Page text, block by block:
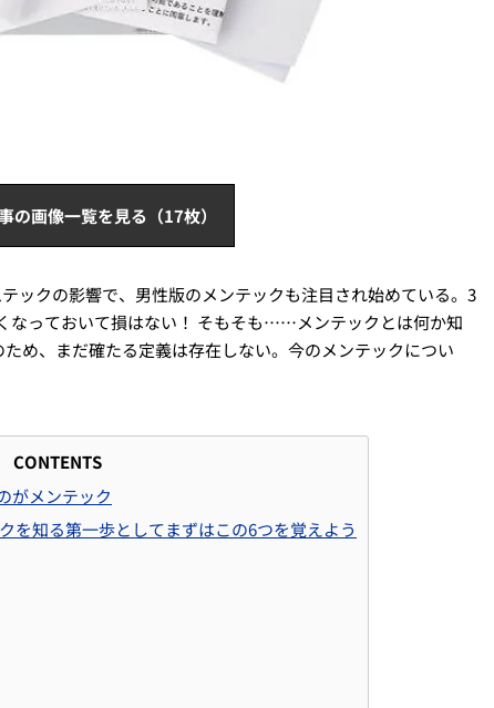
の画像一覧を見る（17枚）
ックの影響で、男性版のメンテックも注目され始めている。3
なっておいて損はない！ そもそも……メンテックとは何か知
め、まだ確たる定義は存在しない。今のメンテックについ
CONTENTS
がメンテック
を知る第一歩としてまずはこの6つを覚えよう